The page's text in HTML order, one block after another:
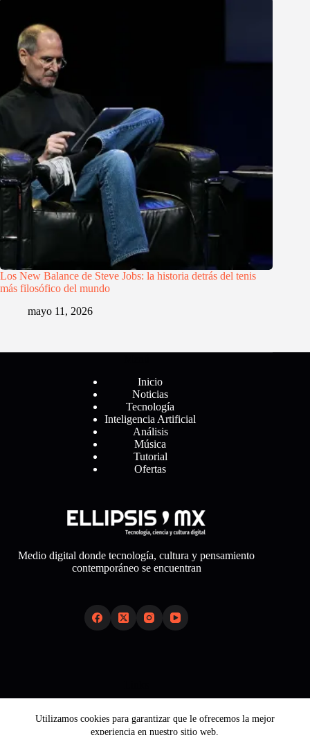
Utilizamos cookies para garantizar que le ofrecemos la mejor
experiencia en nuestro sitio web.
Los New Balance de Steve Jobs: la historia detrás del tenis
más filosófico del mundo
mayo 11, 2026
Inicio
Noticias
Tecnología
Inteligencia Artificial
Análisis
Música
Tutorial
Ofertas
Medio digital donde tecnología, cultura y pensamiento
contemporáneo se encuentran
Aviso Legal
Política de Cookies